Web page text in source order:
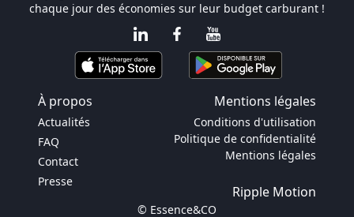
chaque jour des économies sur leur budget carburant !
À propos Mentions légales
Actualités
FAQ
Contact
Presse
Conditions d'utilisation
Politique de confidentialité
Mentions légales
Ripple Motion
© Essence&CO